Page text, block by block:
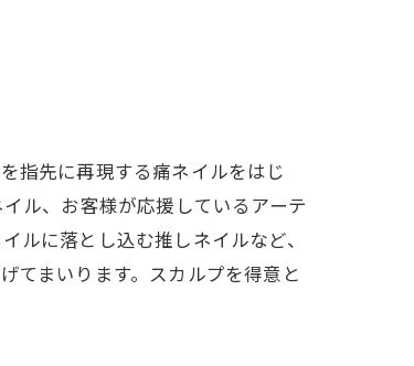
指先に再現する痛ネイルをはじ
ル、お客様が応援しているアーテ
ルに落とし込む推しネイルなど、
てまいります。スカルプを得意と